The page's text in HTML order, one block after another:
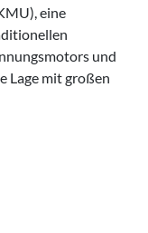
eine
und
Lage mit großen